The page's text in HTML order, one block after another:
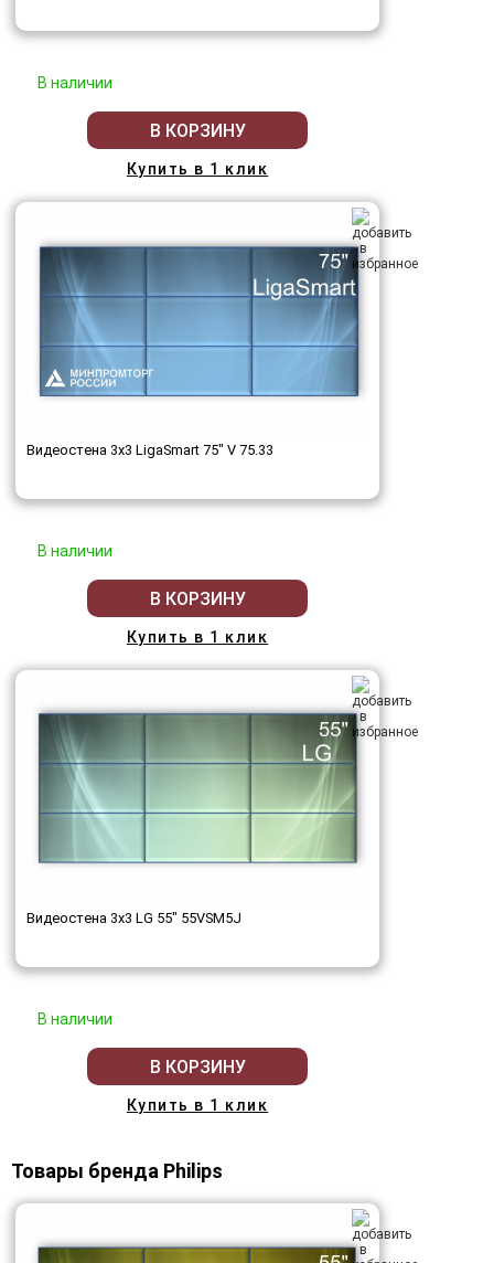
В наличии
В КОРЗИНУ
Купить в 1 клик
Видеостена 3x3 LigaSmart 75" V 75.33
В наличии
В КОРЗИНУ
Купить в 1 клик
Видеостена 3x3 LG 55" 55VSM5J
В наличии
В КОРЗИНУ
Купить в 1 клик
Товары бренда Philips